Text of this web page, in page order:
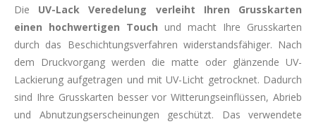
Die UV-Lack Veredelung verleiht Ihren Grusskarten
einen hochwertigen Touch und macht Ihre Grusskarten
durch das Beschichtungsverfahren widerstandsfähiger. Nach
dem Druckvorgang werden die matte oder glänzende UV-
Lackierung aufgetragen und mit UV-Licht getrocknet. Dadurch
sind Ihre Grusskarten besser vor Witterungseinflüssen, Abrieb
und Abnutzungserscheinungen geschützt. Das verwendete